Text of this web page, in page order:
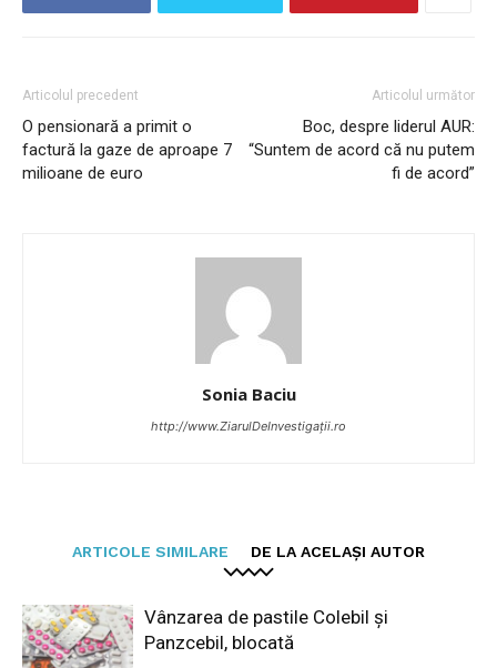
Articolul precedent
O pensionară a primit o
factură la gaze de aproape 7
milioane de euro
Articolul următor
Boc, despre liderul AUR:
“Suntem de acord că nu putem
fi de acord”
Sonia Baciu
http://www.ZiarulDeInvestigații.ro
ARTICOLE SIMILARE DE LA ACELAȘI AUTOR
Vânzarea de pastile Colebil și
Panzcebil, blocată